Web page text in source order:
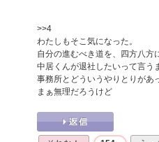
>>4
わたしもそこ気になった。
自分の進むべき道を、四方八方
中居くんが退社したいって言う
事務所とどういうやりとりがあ
まぁ無理だろうけど